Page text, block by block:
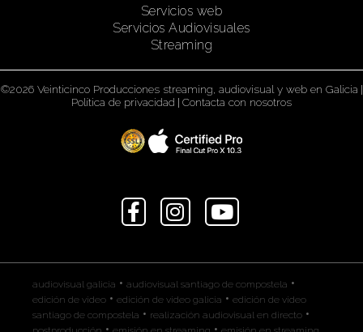
Servicios web
Servicios Audiovisuales
Streaming
©2026 Veinticinco Producciones streaming, audiovisual y web en Galicia |
Política de privacidad | Contacta con nosotros
audiovisual galicia • audiovisual santiago de compostela •
edición de video • edición de video galicia • edición de video
santiago de compostela • realización audiovisual en directo •